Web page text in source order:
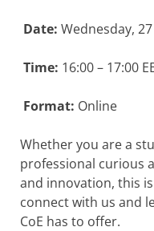
Date: Wednesday,
Time: 16:00 – 17:00
Format: Online
Whether you are a
professional curious
and innovation, this
connect with us and
CoE has to offer.